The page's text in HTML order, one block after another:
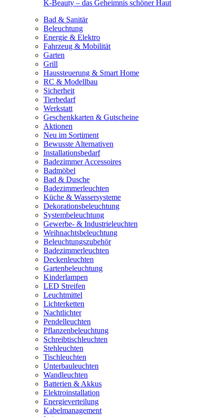
K-Beauty – das Geheimnis schöner Haut
Bad & Sanitär
Beleuchtung
Energie & Elektro
Fahrzeug & Mobilität
Garten
Grill
Haussteuerung & Smart Home
RC & Modellbau
Sicherheit
Tierbedarf
Werkstatt
Geschenkkarten & Gutscheine
Aktionen
Neu im Sortiment
Bewusste Alternativen
Installationsbedarf
Badezimmer Accessoires
Badmöbel
Bad & Dusche
Badezimmerleuchten
Küche & Wassersysteme
Dekorationsbeleuchtung
Systembeleuchtung
Gewerbe- & Industrieleuchten
Weihnachtsbeleuchtung
Beleuchtungszubehör
Badezimmerleuchten
Deckenleuchten
Gartenbeleuchtung
Kinderlampen
LED Streifen
Leuchtmittel
Lichterketten
Nachtlichter
Pendelleuchten
Pflanzenbeleuchtung
Schreibtischleuchten
Stehleuchten
Tischleuchten
Unterbauleuchten
Wandleuchten
Batterien & Akkus
Elektroinstallation
Energieverteilung
Kabelmanagement